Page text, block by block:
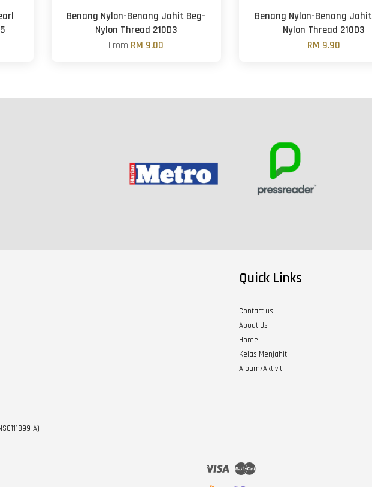
Benang Nylon-Benang Jahit Beg-
Nylon Thread 210D3
From RM 9.00
Benang Nylon-Benang
Nylon Thread 210D3
RM 9.90
A)
Quick Links
Contact us
About Us
Home
Kelas Menjahit
Album/Aktiviti
Visa Master